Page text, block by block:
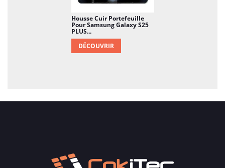
Housse Cuir Portefeuille
Pour Samsung Galaxy S25
PLUS...
DÉCOUVRIR